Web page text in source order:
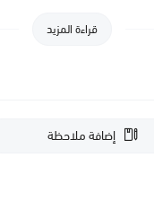
قراءة المزيد
إضافة ملاحظة